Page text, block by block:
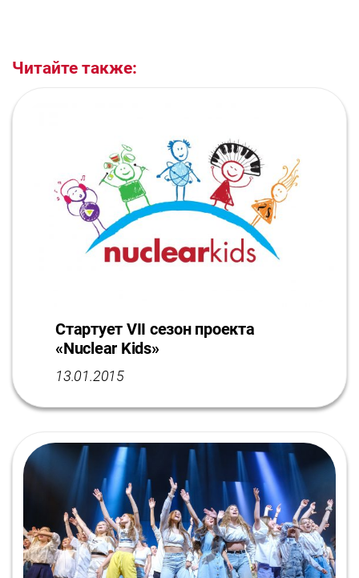
Читайте также:
Стартует VII сезон проекта
«Nuclear Kids»
13.01.2015